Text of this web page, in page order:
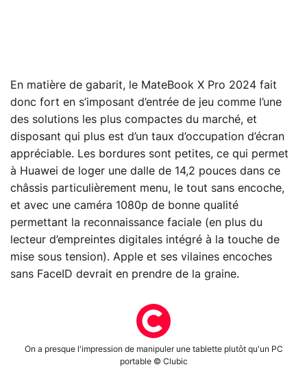
En matière de gabarit, le MateBook X Pro 2024 fait
donc fort en s’imposant d’entrée de jeu comme l’une
des solutions les plus compactes du marché, et
disposant qui plus est d’un taux d’occupation d’écran
appréciable. Les bordures sont petites, ce qui permet
à Huawei de loger une dalle de 14,2 pouces dans ce
châssis particulièrement menu, le tout sans encoche,
et avec une caméra 1080p de bonne qualité
permettant la reconnaissance faciale (en plus du
lecteur d’empreintes digitales intégré à la touche de
mise sous tension). Apple et ses vilaines encoches
sans FaceID devrait en prendre de la graine.
On a presque l'impression de manipuler une tablette plutôt qu'un PC
portable © Clubic